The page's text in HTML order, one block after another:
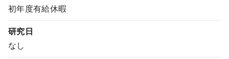
初年度有給休暇
研究日
なし